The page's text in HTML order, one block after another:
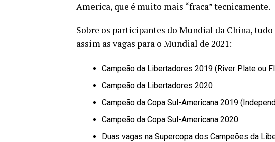
America, que é muito mais “fraca” tecnicamente.
Sobre os participantes do Mundial da China,
assim as vagas para o Mundial de 2021:
Campeão da Libertadores 2019 (River Plate ou
Campeão da Libertadores 2020
Campeão da Copa Sul-Americana 2019
Campeão da Copa Sul-Americana 2020
Duas vagas na Supercopa dos Campeões da